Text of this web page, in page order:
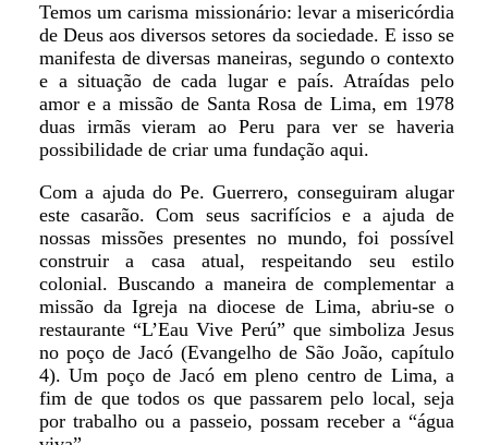
Temos um carisma missionário: levar a misericórdia
de Deus aos diversos setores da sociedade. E isso se
manifesta de diversas maneiras, segundo o contexto
e a situação de cada lugar e país. Atraídas pelo
amor e a missão de Santa Rosa de Lima, em 1978
duas irmãs vieram ao Peru para ver se haveria
possibilidade de criar uma fundação aqui.
Com a ajuda do Pe. Guerrero, conseguiram alugar
este casarão. Com seus sacrifícios e a ajuda de
nossas missões presentes no mundo, foi possível
construir a casa atual, respeitando seu estilo
colonial. Buscando a maneira de complementar a
missão da Igreja na diocese de Lima, abriu-se o
restaurante “L’Eau Vive Perú” que simboliza Jesus
no poço de Jacó (Evangelho de São João, capítulo
4). Um poço de Jacó em pleno centro de Lima, a
fim de que todos os que passarem pelo local, seja
por trabalho ou a passeio, possam receber a “água